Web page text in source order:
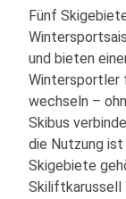
Fünf
und bieten
Wintersportler
wechseln –
Skibus
die Nutzung
Skigebiete
Skiliftkarussell